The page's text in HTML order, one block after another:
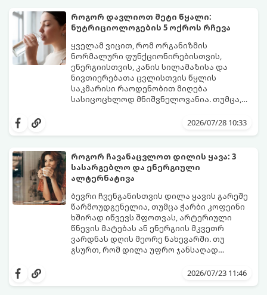
საშუალოდ 40-დან 50 წლამდე ასაკში იწყება
და შესაძლოა 4-დან 8 წლამდე
გაგრძელდეს).
იმისათვის, რომ ეს პერიოდი შფოთვის
გარეშე გაიაროთ, მნიშვნელოვანია
იცოდეთ, რა სიგნალებს გზავნის ორგანიზმი
და როგორ შეიმსუბუქოთ მდგომარეობა
მეან-გინეკოლოგებისა და
ნუტრიციოლოგების რეკომენდაციებით.
როგორ დავლიოთ მეტი წყალი:
ნუტრიციოლოგების 5 ოქროს რჩევა
ყველამ ვიცით, რომ ორგანიზმის
ნორმალური ფუნქციონირებისთვის,
ენერგიისთვის, კანის სილამაზისა და
ნივთიერებათა ცვლისთვის წყლის
საკმარისი რაოდენობით მიღება
სასიცოცხლოდ მნიშვნელოვანია. თუმცა,
უბრალოდ ჩვევის არქონის გამო, დღის
გამოწვევად რჩება.
დალევა ან მისი გემო მოსაწყენი
დაგეხმარებათ, წყლის სმა
ყოველდღიურ, სასიამოვნო ჩვევად
აქციოთ.
2026/07/28 10:33
როგორ ჩავანაცვლოთ დილის ყავა: 3
სასარგებლო და ენერგიული
ალტერნატივა
ბევრი ჩვენგანისთვის დილა ყავის გარეშე
წარმოუდგენელია, თუმცა ჭარბი კოფეინი
ხშირად იწვევს შფოთვას, არტერიული
წნევის მატებას ან ენერგიის მკვეთრ
ვარდნას დღის მეორე ნახევარში. თუ
გსურთ, რომ დილა უფრო ჯანსაღად
შეინარჩუნოთ, ექსპერტები ყავის სამ
თქვენთვის სასურველი სასმელი:2026/07/23 11:46